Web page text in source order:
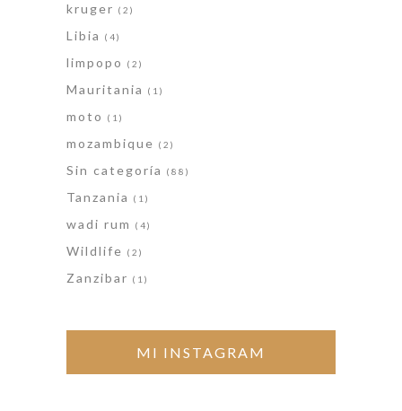
kruger (2)
Libia (4)
limpopo (2)
Mauritania (1)
moto (1)
mozambique (2)
Sin categoría (88)
Tanzania (1)
wadi rum (4)
Wildlife (2)
Zanzibar (1)
MI INSTAGRAM